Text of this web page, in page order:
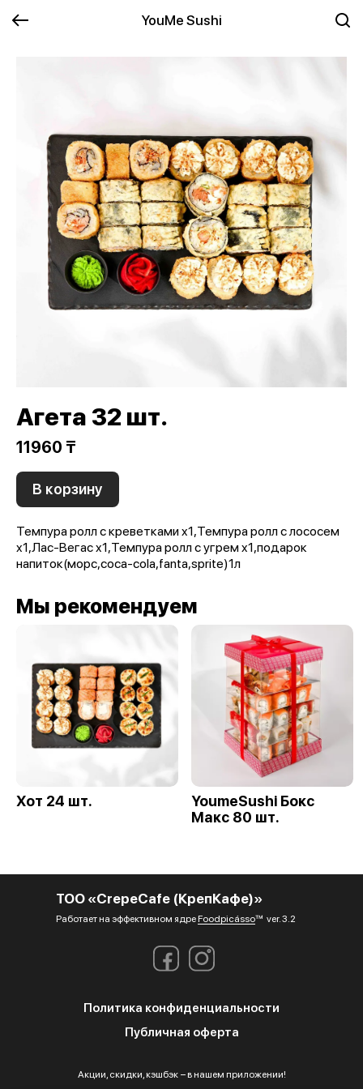
YouMe Sushi
Агета 32 шт.
11960 ₸
В корзину
Темпура ролл с креветками x1,Темпура ролл с лососем
x1,Лас-Вегас x1,Темпура ролл с угрем x1,подарок
напиток(морс,coca-cola,fanta,sprite)1л
Мы рекомендуем
Хот 24 шт.
YoumeSushi Бокс
Макс 80 шт.
ТОО «CrepeCafe (КрепКафе)»
Работает на эффективном ядреFoodpicássover. 3.2
Политика конфиденциальности
Публичная оферта
Акции, скидки, кэшбэк − в нашем приложении!